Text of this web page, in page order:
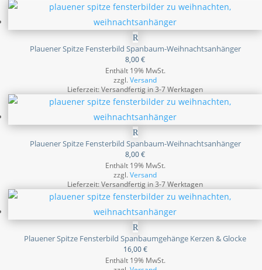
Plauener Spitze Fensterbild Spanbaum-Weihnachtsanhänger
8,00€
Enthält 19% MwSt.
zzgl.Versand
Lieferzeit: Versandfertig in 3-7 Werktagen
Plauener Spitze Fensterbild Spanbaum-Weihnachtsanhänger
8,00€
Enthält 19% MwSt.
zzgl.Versand
Lieferzeit: Versandfertig in 3-7 Werktagen
Plauener Spitze Fensterbild Spanbaumgehänge Kerzen & Glocke
16,00€
Enthält 19% MwSt.